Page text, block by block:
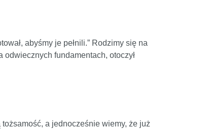
abyśmy je pełnili.” Rodzimy się na
odwiecznych fundamentach, otoczył
a jednocześnie wiemy, że już